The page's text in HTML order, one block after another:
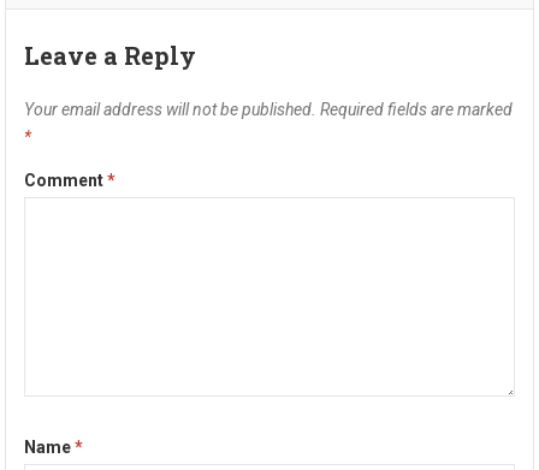
Leave a Reply
Your email address will not be published. Required fields are marked
*
Comment*
Name*